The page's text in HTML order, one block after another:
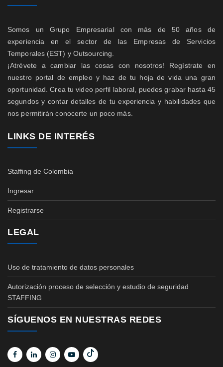
Somos un Grupo Empresarial con más de 50 años de
experiencia en el sector de las Empresas de Servicios
Temporales (EST) y Outsourcing.
¡Atrévete a cambiar las cosas con nosotros! Regístrate en
nuestro portal de empleo y haz de tu hoja de vida una gran
oportunidad. Crea tu video perfil laboral, puedes grabar hasta 45
segundos y contar detalles de tu experiencia y habilidades que
nos permitirán conocerte un poco más.
LINKS DE INTERÉS
Staffing de Colombia
Ingresar
Registrarse
LEGAL
Uso de tratamiento de datos personales
Autorización proceso de selección y estudio de seguridad
STAFFING
SÍGUENOS EN NUESTRAS REDES